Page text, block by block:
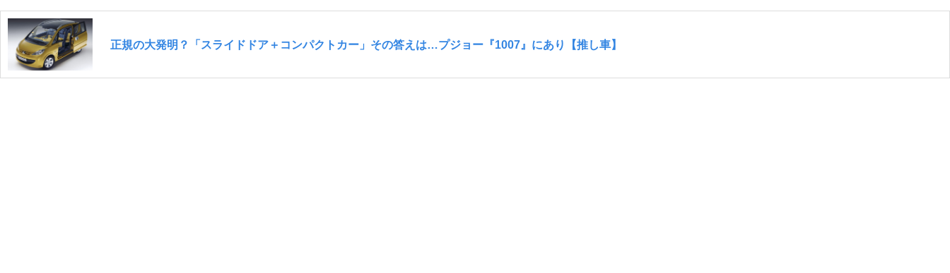
正規の大発明？「スライドドア＋コンパクトカー」その答えは…プジョー『1007』にあり【推し車】